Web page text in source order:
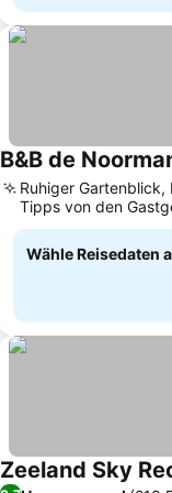
B&B de
Ruhiger Gartenblick,
Tipps von den
Wähle Reisedaten
Zeeland Sky